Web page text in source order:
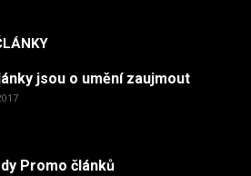
jsou o umění zaujmout
Promo článků